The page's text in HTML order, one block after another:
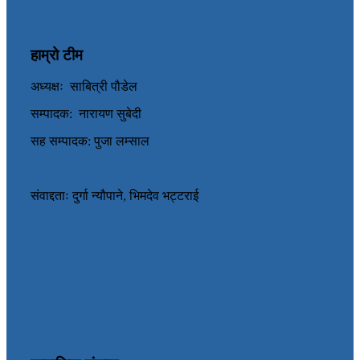
हाम्रो टीम
अध्यक्षः साबित्री पौडेल
सम्पादक: नारायण सुबेदी
सह सम्पादक: पुजा लम्साल
संवाद्दताः दुर्गा न्यौपाने, भिमदेव भट्टराई